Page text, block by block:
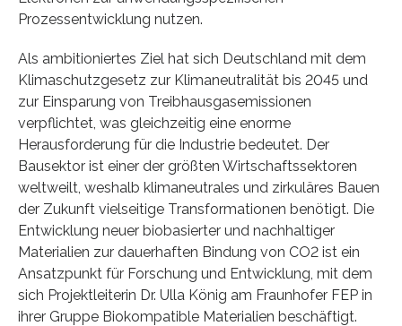
Prozessentwicklung nutzen.
Als ambitioniertes Ziel hat sich Deutschland mit dem
Klimaschutzgesetz zur Klimaneutralität bis 2045 und
zur Einsparung von Treibhausgasemissionen
verpflichtet, was gleichzeitig eine enorme
Herausforderung für die Industrie bedeutet. Der
Bausektor ist einer der größten Wirtschaftssektoren
weltweilt, weshalb klimaneutrales und zirkuläres Bauen
der Zukunft vielseitige Transformationen benötigt. Die
Entwicklung neuer biobasierter und nachhaltiger
Materialien zur dauerhaften Bindung von CO2 ist ein
Ansatzpunkt für Forschung und Entwicklung, mit dem
sich Projektleiterin Dr. Ulla König am Fraunhofer FEP in
ihrer Gruppe Biokompatible Materialien beschäftigt.